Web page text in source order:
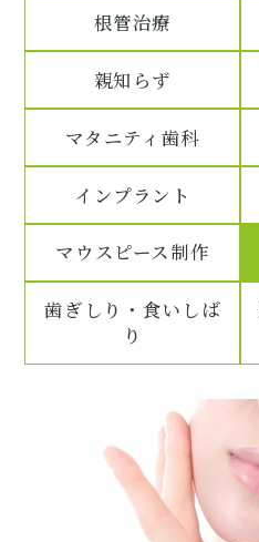
根管治療
親知らず
マタニティ歯科
インプラント
マウスピース制作
歯ぎしり・食いしば
り